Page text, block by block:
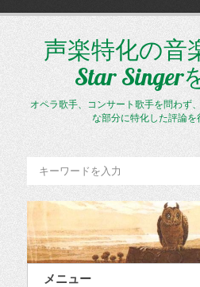
ス
声楽特化の音
Star Singer
オペラ歌手、コンサート歌手を問わず
な部分に特化した評論を
メニュー